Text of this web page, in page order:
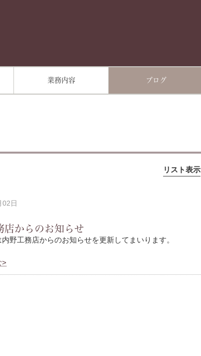
業務内容 ブログ
リスト表示
02日
店からのお知らせ
野工務店からのお知らせを更新してまいります。
>